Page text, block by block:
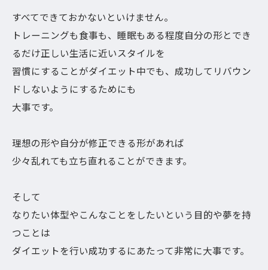
すべてできておかないといけません。
トレーニングも食事も、睡眠もある程度自分の形とでき
るだけ正しい生活に近いスタイルを
習慣にすることがダイエット中でも、成功してリバウン
ドしないようにするためにも
大事です。
理想の形や自分が修正できる形があれば
少々乱れても立ち直れることができます。
そして
なりたい体型やこんなことをしたいという目的や夢を持
つことは
ダイエットを行い成功するにあたって非常に大事です。